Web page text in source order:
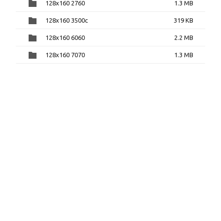
128x160 2760 1.3 MB
128x160 3500c 319 KB
128x160 6060 2.2 MB
128x160 7070 1.3 MB